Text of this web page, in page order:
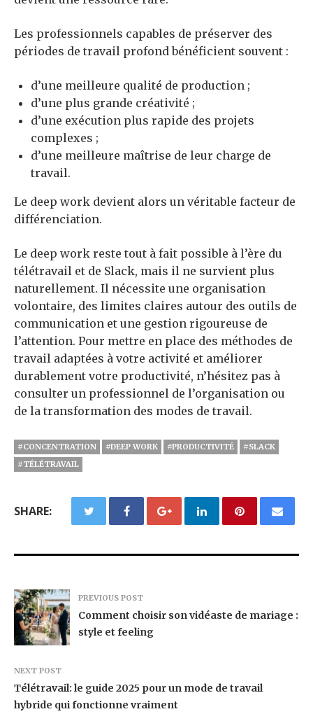
Les professionnels capables de préserver des
périodes de travail profond bénéficient souvent :
d’une meilleure qualité de production ;
d’une plus grande créativité ;
d’une exécution plus rapide des projets
complexes ;
d’une meilleure maîtrise de leur charge de
travail.
Le deep work devient alors un véritable facteur de
différenciation.
Le deep work reste tout à fait possible à l’ère du
télétravail et de Slack, mais il ne survient plus
naturellement. Il nécessite une organisation
volontaire, des limites claires autour des outils de
communication et une gestion rigoureuse de
l’attention. Pour mettre en place des méthodes de
travail adaptées à votre activité et améliorer
durablement votre productivité, n’hésitez pas à
consulter un professionnel de l’organisation ou
de la transformation des modes de travail.
#CONCENTRATION #DEEP WORK #PRODUCTIVITÉ
#SLACK
#TÉLÉTRAVAIL
SHARE:
PREVIOUS POST
Comment choisir son vidéaste de mariage :
style et feeling
NEXT POST
Télétravail: le guide 2025 pour un mode de travail
hybride qui fonctionne vraiment